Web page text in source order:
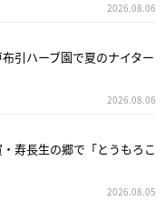
2026.08.06
引ハーブ園で夏のナイター
2026.08.06
寿長生の郷で「とうもろこ
2026.08.05